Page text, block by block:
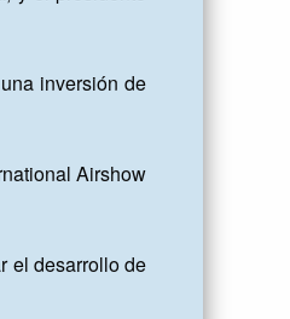
inversión de
Airshow
el desarrollo de